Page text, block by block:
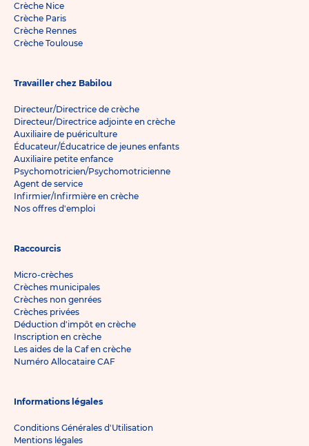
Crèche Nice
Crèche Paris
Crèche Rennes
Crèche Toulouse
Travailler chez Babilou
Directeur/Directrice de crèche
Directeur/Directrice adjointe en crèche
Auxiliaire de puériculture
Éducateur/Éducatrice de jeunes enfants
Auxiliaire petite enfance
Psychomotricien/Psychomotricienne
Agent de service
Infirmier/Infirmière en crèche
Nos offres d'emploi
Raccourcis
Micro-crèches
Crèches municipales
Crèches non genrées
Crèches privées
Déduction d'impôt en crèche
Inscription en crèche
Les aides de la Caf en crèche
Numéro Allocataire CAF
Informations légales
Conditions Générales d'Utilisation
Mentions légales